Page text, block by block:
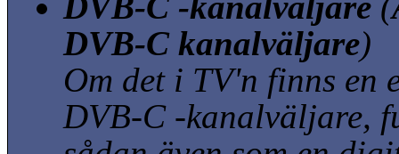
DVB-C kanalväljare)
Om det i TV'n finns en
DVB-C -kanalväljare,